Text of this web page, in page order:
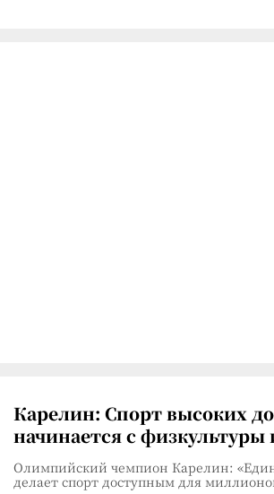
Карелин: Спорт высоких
начинается с физкультуры
Олимпийский чемпион Карелин:
делает спорт доступным для